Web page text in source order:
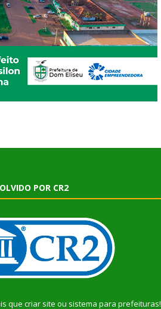
POR CR2
que criar site ou sistema para prefeituras!